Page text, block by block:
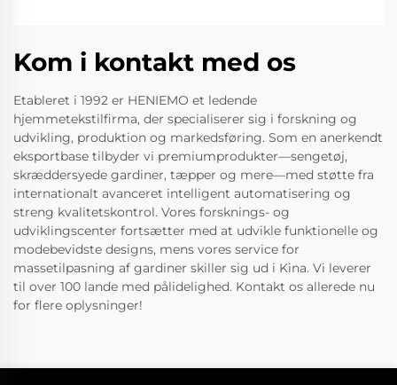
Kom i kontakt med os
Etableret i 1992 er HENIEMO et ledende
hjemmetekstilfirma, der specialiserer sig i forskning og
udvikling, produktion og markedsføring. Som en anerkendt
eksportbase tilbyder vi premiumprodukter—sengetøj,
skræddersyede gardiner, tæpper og mere—med støtte fra
internationalt avanceret intelligent automatisering og
streng kvalitetskontrol. Vores forsknings- og
udviklingscenter fortsætter med at udvikle funktionelle og
modebevidste designs, mens vores service for
massetilpasning af gardiner skiller sig ud i Kina. Vi leverer
til over 100 lande med pålidelighed. Kontakt os allerede nu
for flere oplysninger!